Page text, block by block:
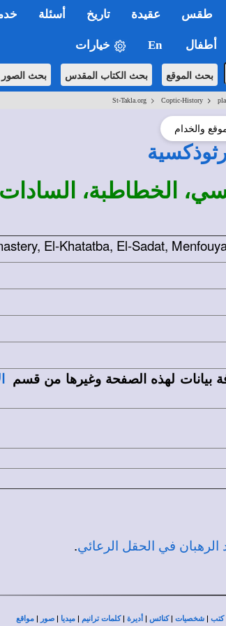
طقس عقيدة تاريخ أسئلة
أطفال En خيارات
بحث الموقع بحث الكتاب المقدس بحث الصور
St-Takla.org> Coptic-History>
والخدام
الخطاطبة،
El-Khatatba, El-Sadat,
بيانات لهذه الصفحة وغيرها من قسم
الرهبان في الحقل الرعائي.
كتب |شخصيات |كنائس | أديرة |كلمات ترانيم |ميديا |صور |مواقع